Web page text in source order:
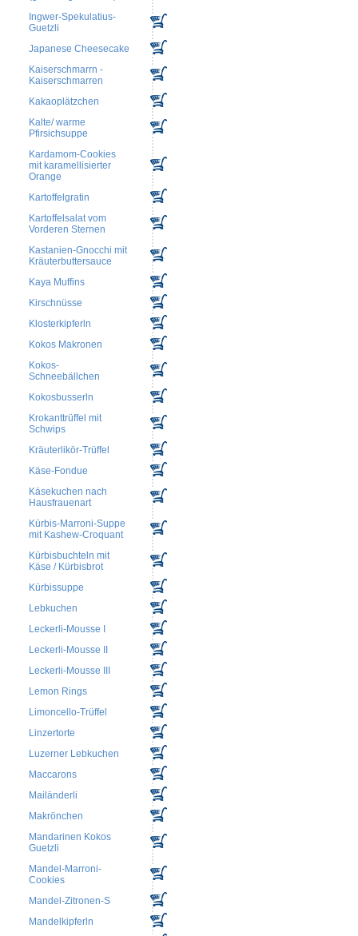
Ingwer-Spekulatius-
Guetzli
Japanese Cheesecake
Kaiserschmarrn -
Kaiserschmarren
Kakaoplätzchen
Kalte/ warme
Pfirsichsuppe
Kardamom-Cookies
mit karamellisierter
Orange
Kartoffelgratin
Kartoffelsalat vom
Vorderen Sternen
Kastanien-Gnocchi mit
Kräuterbuttersauce
Kaya Muffins
Kirschnüsse
Klosterkipferln
Kokos Makronen
Kokos-
Schneebällchen
Kokosbusserln
Krokanttrüffel mit
Schwips
Kräuterlikör-Trüffel
Käse-Fondue
Käsekuchen nach
Hausfrauenart
Kürbis-Marroni-Suppe
mit Kashew-Croquant
Kürbisbuchteln mit
Käse / Kürbisbrot
Kürbissuppe
Lebkuchen
Leckerli-Mousse I
Leckerli-Mousse II
Leckerli-Mousse III
Lemon Rings
Limoncello-Trüffel
Linzertorte
Luzerner Lebkuchen
Maccarons
Mailänderli
Makrönchen
Mandarinen Kokos
Guetzli
Mandel-Marroni-
Cookies
Mandel-Zitronen-S
Mandelkipferln